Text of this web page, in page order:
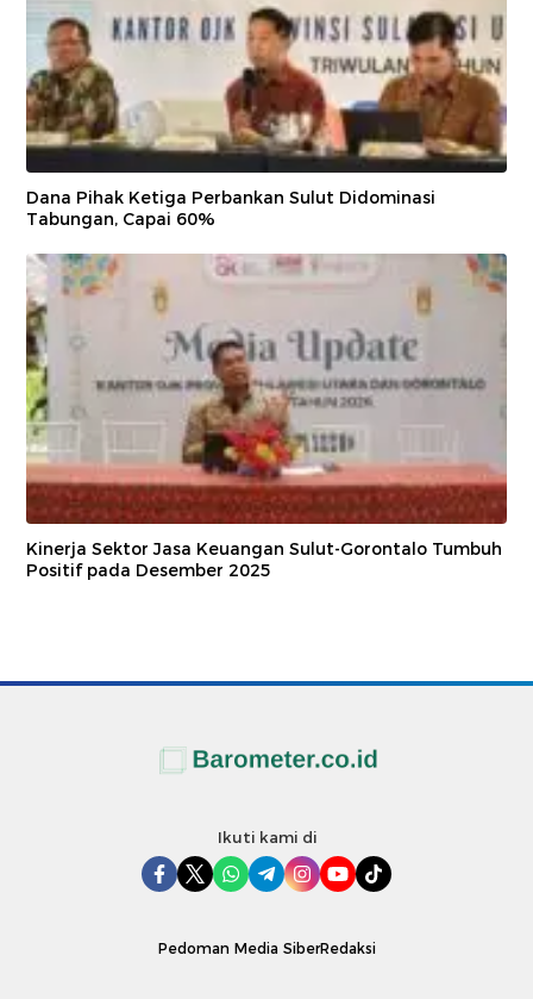
Dana Pihak Ketiga Perbankan Sulut Didominasi
Tabungan, Capai 60%
Kinerja Sektor Jasa Keuangan Sulut-Gorontalo Tumbuh
Positif pada Desember 2025
Ikuti kami di
Pedoman Media SiberRedaksi